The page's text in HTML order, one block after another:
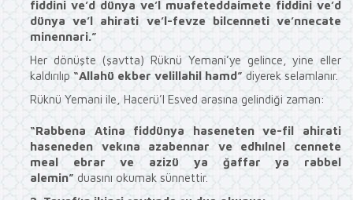
fiddini ve’d dünya ve’l muafeteddaimete fiddini ve’d
dünya ve’l ahirati ve’l-fevze bilcenneti ve’nnecate
minennari.”
Her dönüşte (şavtta) Rüknü Yemani’ye gelince, yine eller
kaldırılıp “Allahü ekber velillahil hamd” diyerek selamlanır.
Rüknü Yemani ile, Hacerü’l Esved arasına gelindiği zaman:
“Rabbena Atina fiddünya haseneten ve-fil ahirati
haseneden vekına azabennar ve edhılnel cennete
meal ebrar ve azizü ya ğaffar ya rabbel
alemin” duasını okumak sünnettir.